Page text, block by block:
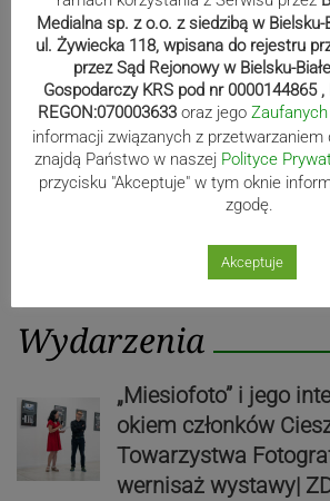
wpisu
Poprzedni
post
Wydarzenia
„Miesiofoto” i jego
okiem członków
Towarzystwa
wernisaż wystawy|
Medialna sp. z o.o. z siedzibą w Bielsku-
ul. Żywiecka 118, wpisana do rejestru
przez Sąd Rejonowy w Bielsku-
Gospodarczy KRS pod nr 0000144865 ,
REGON:070003633 oraz jego
informacji związanych z przetwarzaniem
znajdą Państwo w naszej Polityce
przycisku "Akceptuje" w tym oknie
zgodę.
Akceptuje